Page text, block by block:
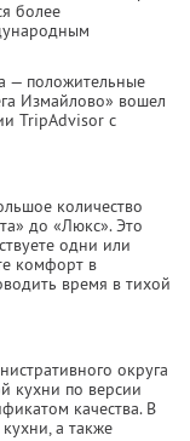
более
— положительные
Измайлово» вошел
TripAdvisor с
количество
до «Люкс». Это
одни или
комфорт в
время в тихой
округа
кухни по версии
качества. В
а также